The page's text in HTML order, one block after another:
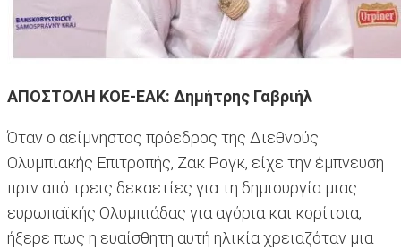
ΑΠΟΣΤΟΛΗ ΚΟΕ-ΕΑΚ: Δημήτρης Γαβριήλ
Όταν ο αείμνηστος πρόεδρος της Διεθνούς
Ολυμπιακής Επιτροπής, Ζακ Ρογκ, είχε την έμπνευση
πριν από τρεις δεκαετίες για τη δημιουργία μιας
ευρωπαϊκής Ολυμπιάδας για αγόρια και κορίτσια,
ήξερε πως η ευαίσθητη αυτή ηλικία χρειαζόταν μια